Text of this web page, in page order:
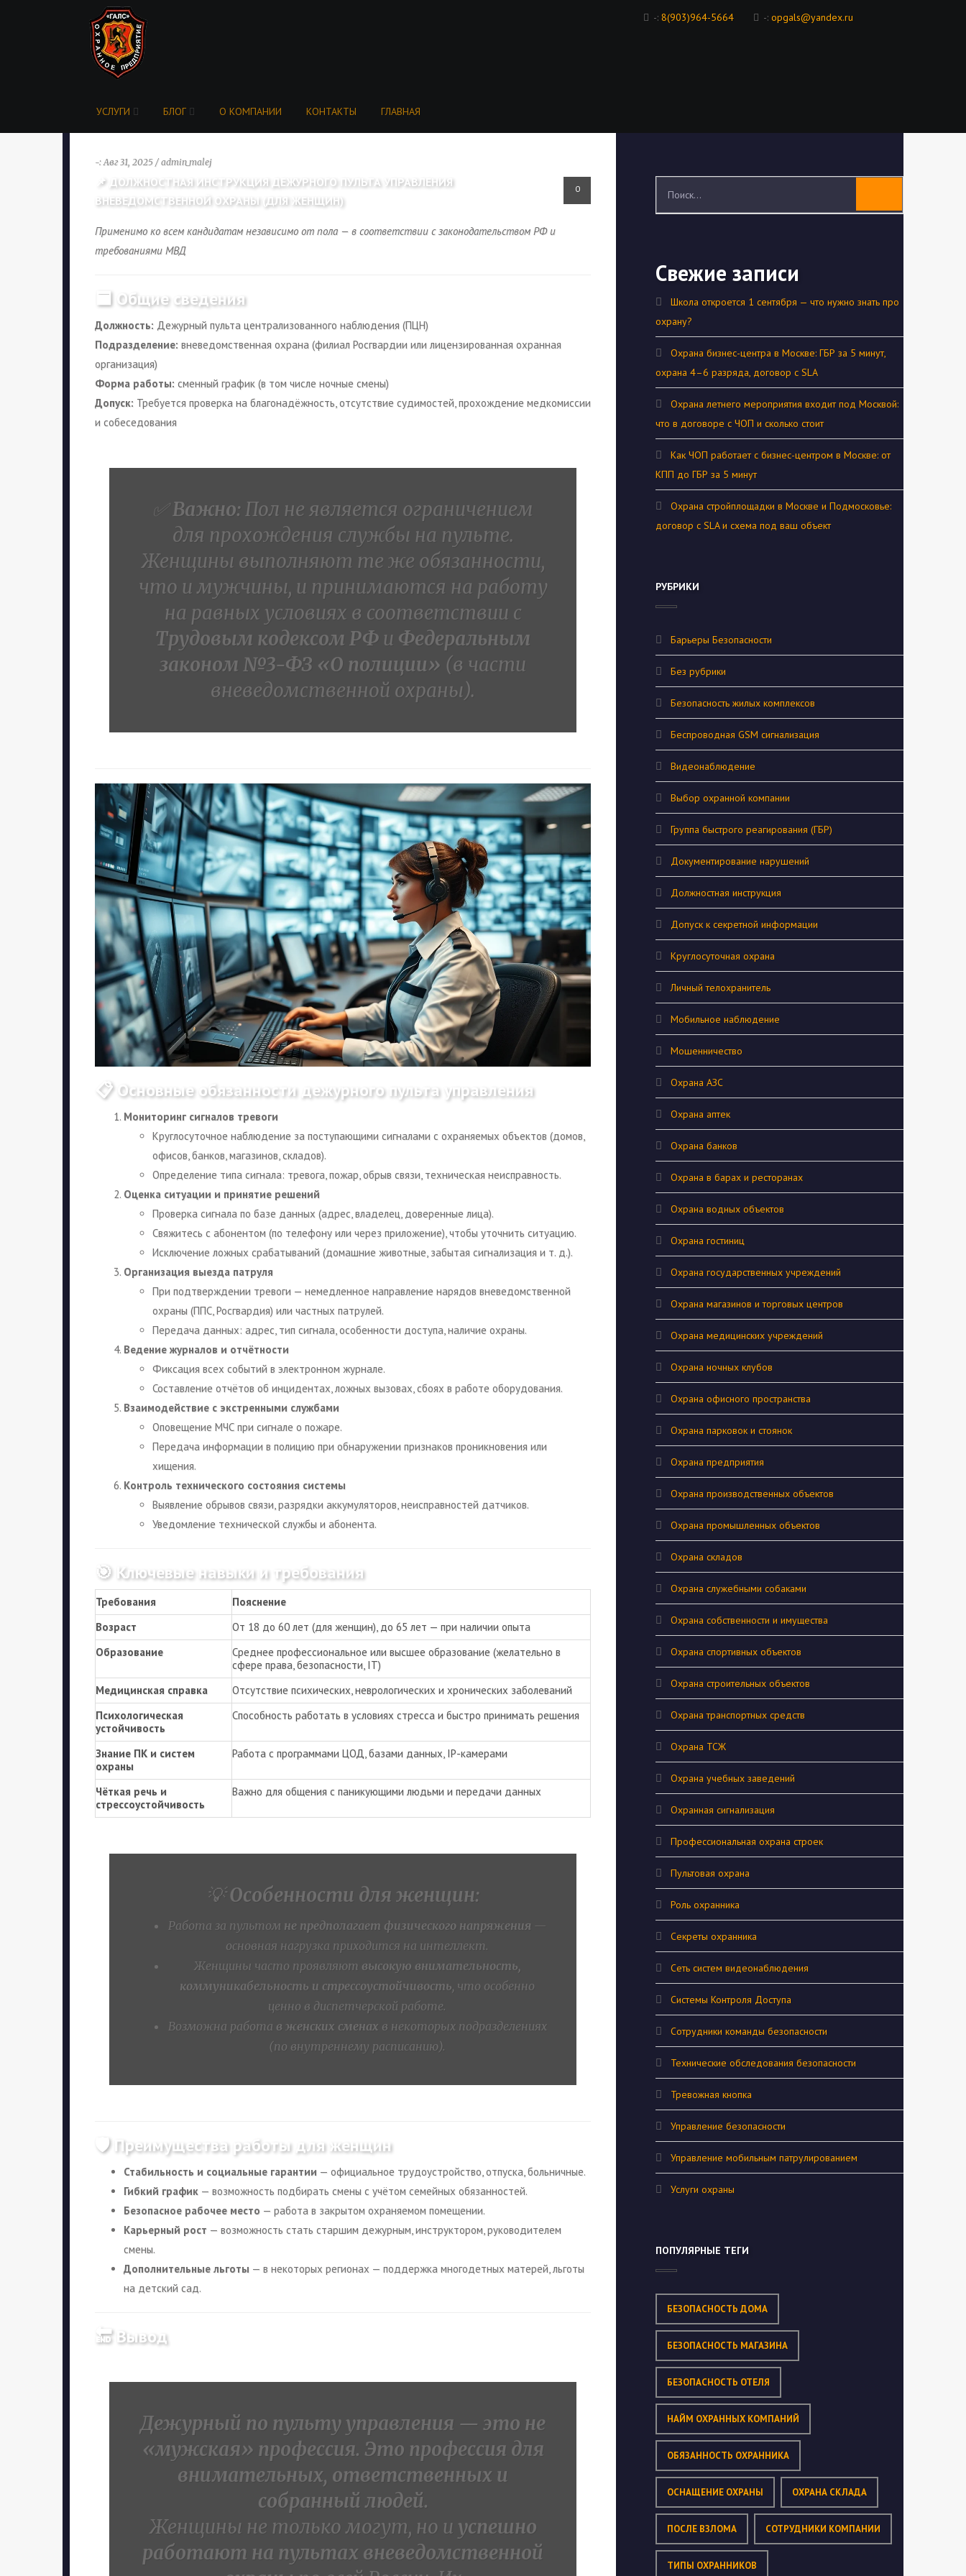
-: 8(903)964-5664 -: opgals@yandex.ru
УСЛУГИ БЛОГ О КОМПАНИИ КОНТАКТЫ ГЛАВНАЯ
-: Авг 31, 2025 / admin_malej
📌 ДОЛЖНОСТНАЯ ИНСТРУКЦИЯ ДЕЖУРНОГО ПУЛЬТА УПРАВЛЕНИЯ
ВНЕВЕДОМСТВЕННОЙ ОХРАНЫ (ДЛЯ ЖЕНЩИН)
0
Применимо ко всем кандидатам независимо от пола — в соответствии с законодательством РФ и
требованиями МВД
🟦 Общие сведения
Должность: Дежурный пульта централизованного наблюдения (ПЦН)
Подразделение: вневедомственная охрана (филиал Росгвардии или лицензированная охранная
организация)
Форма работы: сменный график (в том числе ночные смены)
Допуск: Требуется проверка на благонадёжность, отсутствие судимостей, прохождение медкомиссии
и собеседования
✅Важно: Пол не является ограничением
для прохождения службы на пульте.
Женщины выполняют те же обязанности,
что и мужчины, и принимаются на работу
на равных условиях в соответствии с
Трудовым кодексом РФ и Федеральным
законом №3-ФЗ «О полиции» (в части
вневедомственной охраны).
📋 Основные обязанности дежурного пульта управления
Мониторинг сигналов тревоги
Круглосуточное наблюдение за поступающими сигналами с охраняемых объектов (домов,
офисов, банков, магазинов, складов).
Определение типа сигнала: тревога, пожар, обрыв связи, техническая неисправность.
Оценка ситуации и принятие решений
Проверка сигнала по базе данных (адрес, владелец, доверенные лица).
Свяжитесь с абонентом (по телефону или через приложение), чтобы уточнить ситуацию.
Исключение ложных срабатываний (домашние животные, забытая сигнализация и т. д.).
Организация выезда патруля
При подтверждении тревоги — немедленное направление нарядов вневедомственной
охраны (ППС, Росгвардия) или частных патрулей.
Передача данных: адрес, тип сигнала, особенности доступа, наличие охраны.
Ведение журналов и отчётности
Фиксация всех событий в электронном журнале.
Составление отчётов об инцидентах, ложных вызовах, сбоях в работе оборудования.
Взаимодействие с экстренными службами
Оповещение МЧС при сигнале о пожаре.
Передача информации в полицию при обнаружении признаков проникновения или
хищения.
Контроль технического состояния системы
Выявление обрывов связи, разрядки аккумуляторов, неисправностей датчиков.
Уведомление технической службы и абонента.
🎯 Ключевые навыки и требования
Требования
Пояснение
Возраст
От 18 до 60 лет (для женщин), до 65 лет — при наличии опыта
Образование
Среднее профессиональное или высшее образование (желательно в
сфере права, безопасности, IT)
Медицинская справка
Отсутствие психических, неврологических и хронических заболеваний
Психологическая
устойчивость
Способность работать в условиях стресса и быстро принимать решения
Знание ПК и систем
охраны
Работа с программами ЦОД, базами данных, IP-камерами
Чёткая речь и
стрессоустойчивость
Важно для общения с паникующими людьми и передачи данных
💡Особенности для женщин:
Работа за пультом не предполагает физического напряжения —
основная нагрузка приходится на интеллект.
Женщины часто проявляют высокую внимательность,
коммуникабельность и стрессоустойчивость, что особенно
ценно в диспетчерской работе.
Возможна работа в женских сменах в некоторых подразделениях
(по внутреннему расписанию).
🛡️ Преимущества работы для женщин
Стабильность и социальные гарантии — официальное трудоустройство, отпуска, больничные.
Гибкий график — возможность подбирать смены с учётом семейных обязанностей.
Безопасное рабочее место — работа в закрытом охраняемом помещении.
Карьерный рост — возможность стать старшим дежурным, инструктором, руководителем
смены.
Дополнительные льготы — в некоторых регионах — поддержка многодетных матерей, льготы
на детский сад.
🔚 Вывод
Дежурный по пульту управления — это не
«мужская» профессия. Это профессия для
внимательных, ответственных и
собранный людей.
Женщины не только могут, но и успешно
работают на пультах вневедомственной
Свежие записи
Школа откроется 1 сентября — что нужно знать про
охрану?
Охрана бизнес-центра в Москве: ГБР за 5 минут,
охрана 4–6 разряда, договор с SLA
Охрана летнего мероприятия входит под Москвой:
что в договоре с ЧОП и сколько стоит
Как ЧОП работает с бизнес-центром в Москве: от
КПП до ГБР за 5 минут
Охрана стройплощадки в Москве и Подмосковье:
договор с SLA и схема под ваш объект
РУБРИКИ
Барьеры Безопасности
Без рубрики
Безопасность жилых комплексов
Беспроводная GSM сигнализация
Видеонаблюдение
Выбор охранной компании
Группа быстрого реагирования (ГБР)
Документирование нарушений
Должностная инструкция
Допуск к секретной информации
Круглосуточная охрана
Личный телохранитель
Мобильное наблюдение
Мошенничество
Охрана АЗС
Охрана аптек
Охрана банков
Охрана в барах и ресторанах
Охрана водных объектов
Охрана гостиниц
Охрана государственных учреждений
Охрана магазинов и торговых центров
Охрана медицинских учреждений
Охрана ночных клубов
Охрана офисного пространства
Охрана парковок и стоянок
Охрана предприятия
Охрана производственных объектов
Охрана промышленных объектов
Охрана складов
Охрана служебными собаками
Охрана собственности и имущества
Охрана спортивных объектов
Охрана строительных объектов
Охрана транспортных средств
Охрана ТСЖ
Охрана учебных заведений
Охранная сигнализация
Профессиональная охрана строек
Пультовая охрана
Роль охранника
Секреты охранника
Сеть систем видеонаблюдения
Системы Контроля Доступа
Сотрудники команды безопасности
Технические обследования безопасности
Тревожная кнопка
Управление безопасности
Управление мобильным патрулированием
Услуги охраны
ПОПУЛЯРНЫЕ ТЕГИ
БЕЗОПАСНОСТЬ ДОМА
БЕЗОПАСНОСТЬ МАГАЗИНА
БЕЗОПАСНОСТЬ ОТЕЛЯ
НАЙМ ОХРАННЫХ КОМПАНИЙ
ОБЯЗАННОСТЬ ОХРАННИКА
ОСНАЩЕНИЕ ОХРАНЫ ОХРАНА СКЛАДА
ПОСЛЕ ВЗЛОМА СОТРУДНИКИ КОМПАНИИ
ТИПЫ ОХРАННИКОВ